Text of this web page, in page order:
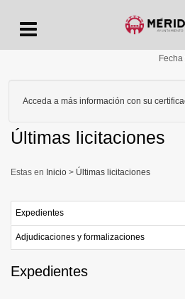
Acceda a más información con su
Inicio > Últimas licitaciones
Últimas licitaciones
Expedientes
Adjudicaciones y formalizaciones
Expedientes